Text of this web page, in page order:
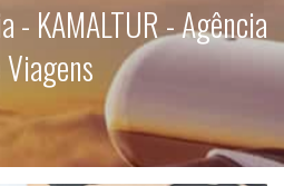
- KAMALTUR - Agência